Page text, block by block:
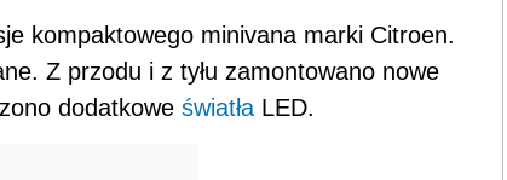
kompaktowego minivana marki Citroen.
Z przodu i z tyłu zamontowano nowe
dodatkowe światła LED.